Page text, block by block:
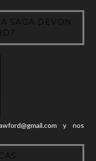
SAGA DEVON
y nos